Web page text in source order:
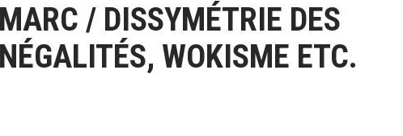
/ DISSYMÉTRIE DES
WOKISME ETC.